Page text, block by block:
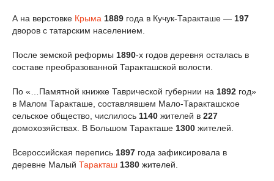
А на верстовке Крыма 1889 года в Кучук-Таракташе — 197
дворов с татарским населением.
После земской реформы 1890-х годов деревня осталась в
составе преобразованной Таракташской волости.
По «…Памятной книжке Таврической губернии на 1892 год»
в Малом Таракташе, составлявшем Мало-Таракташское
сельское общество, числилось 1140 жителей в 227
домохозяйствах. В Большом Таракташе 1300 жителей.
Всероссийская перепись 1897 года зафиксировала в
деревне Малый Таракташ 1380 жителей.